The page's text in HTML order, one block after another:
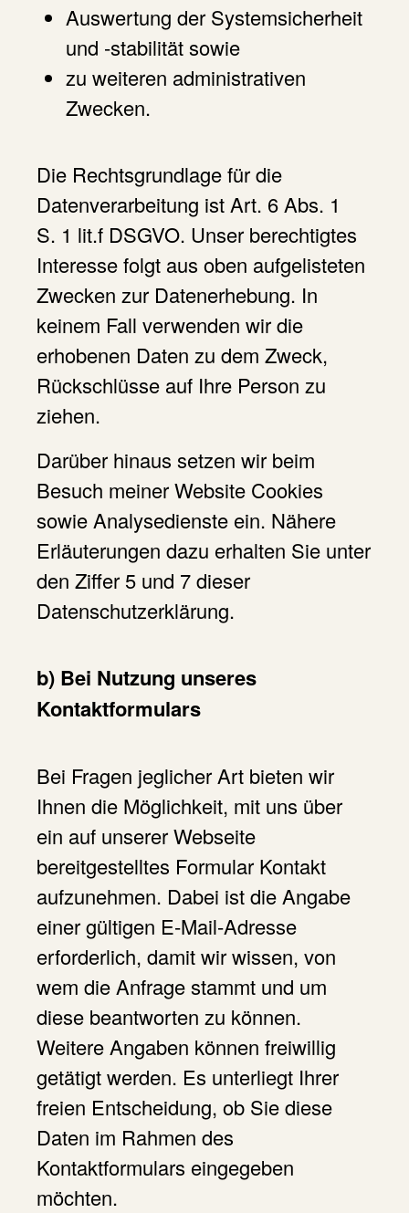
Auswertung der Systemsicherheit
und -stabilität sowie
zu weiteren administrativen
Zwecken.
Die Rechtsgrundlage für die
Datenverarbeitung ist Art. 6 Abs. 1
S. 1 lit.f DSGVO. Unser berechtigtes
Interesse folgt aus oben aufgelisteten
Zwecken zur Datenerhebung. In
keinem Fall verwenden wir die
erhobenen Daten zu dem Zweck,
Rückschlüsse auf Ihre Person zu
ziehen.
Darüber hinaus setzen wir beim
Besuch meiner Website Cookies
sowie Analysedienste ein. Nähere
Erläuterungen dazu erhalten Sie unter
den Ziffer 5 und 7 dieser
Datenschutzerklärung.
b) Bei Nutzung unseres
Kontaktformulars
Bei Fragen jeglicher Art bieten wir
Ihnen die Möglichkeit, mit uns über
ein auf unserer Webseite
bereitgestelltes Formular Kontakt
aufzunehmen. Dabei ist die Angabe
einer gültigen E-Mail-Adresse
erforderlich, damit wir wissen, von
wem die Anfrage stammt und um
diese beantworten zu können.
Weitere Angaben können freiwillig
getätigt werden. Es unterliegt Ihrer
freien Entscheidung, ob Sie diese
Daten im Rahmen des
Kontaktformulars eingegeben
möchten.